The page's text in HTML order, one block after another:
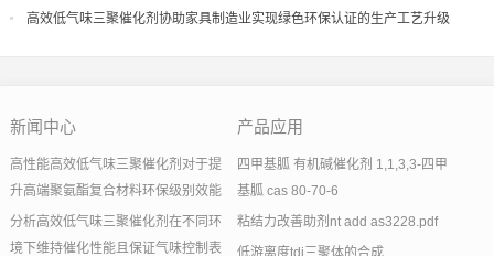
果
高效低气味三聚催化剂协助家具制造业实现绿色环保认证的生产工艺升级
新闻中心
高性能高效低气味三聚催化剂对于提
升高端聚氨酯复合材料环保级别效能
分析高效低气味三聚催化剂在不同环
境下维持催化性能且保证气味控制表
产品应用
四甲基胍 有机碱催化剂 1,1,3,3-四甲
基胍 cas 80-70-6
粘结力改善助剂nt add as3228.pdf